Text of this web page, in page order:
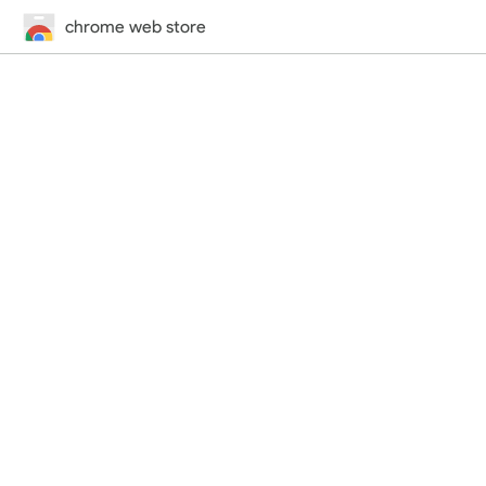
chrome web store